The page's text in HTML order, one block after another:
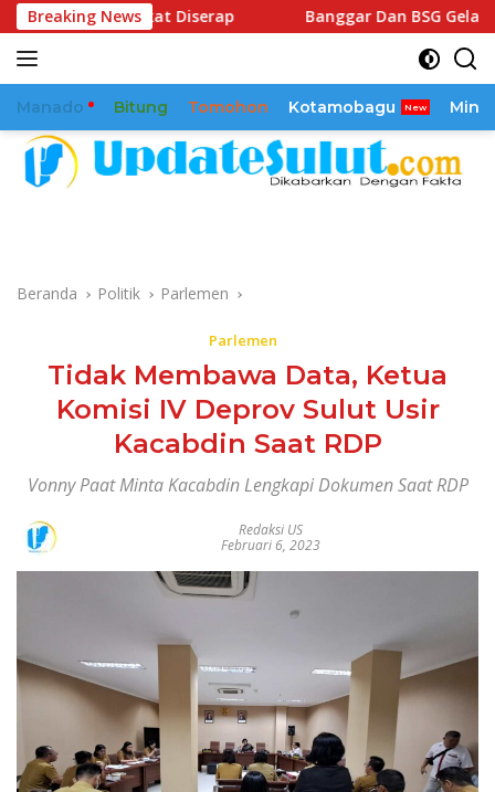
Langsung
ke
konten
Breaking News
Diserap Banggar Dan BSG Gelar Pembahasan
Manado Bitung Tomohon Kotamobagu
Beranda Politik Parlemen
Parlemen
Tidak Membawa Data, Ketua
Komisi IV Deprov Sulut Usir
Kacabdin Saat RDP
Vonny Paat Minta Kacabdin Lengkapi Dokumen Saat RDP
Redaksi US
Februari 6, 2023